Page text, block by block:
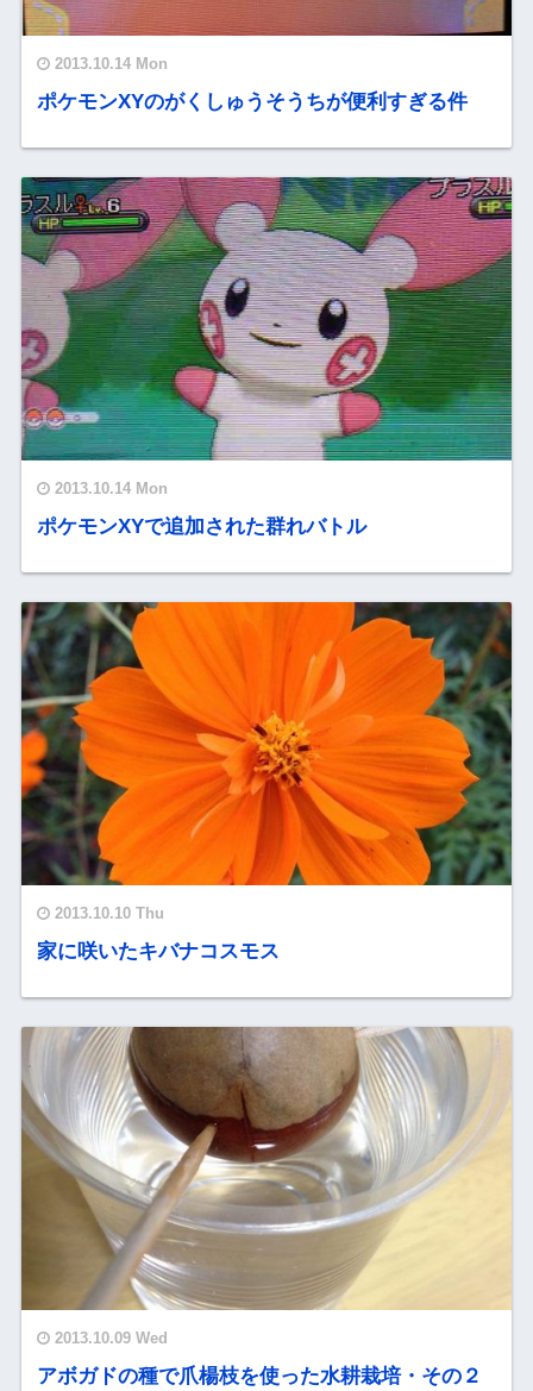
2013.10.14 Mon
ポケモンXYのがくしゅうそうちが便利すぎる件
2013.10.14 Mon
ポケモンXYで追加された群れバトル
2013.10.10 Thu
家に咲いたキバナコスモス
2013.10.09 Wed
アボガドの種で爪楊枝を使った水耕栽培・その２